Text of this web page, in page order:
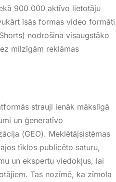
900 000 aktīvo lietotāju
īsās formas video formāti
) nodrošina visaugstāko
milzīgām reklāmas
strauji ienāk mākslīgā
un ģeneratīvo
(GEO). Meklētājsistēmas
tīklos publicēto saturu,
un ekspertu viedokļus, lai
. Tas nozīmē, ka zīmola